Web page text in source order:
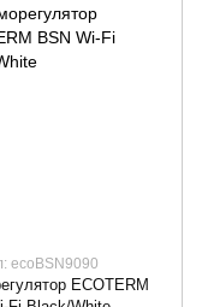
ecoBSN9090
ECOTERM